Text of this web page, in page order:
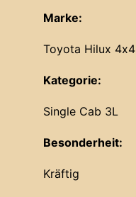
Marke:
Toyota Hilux 4x4
Kategorie:
Single Cab 3L
Besonderheit:
Kräftig